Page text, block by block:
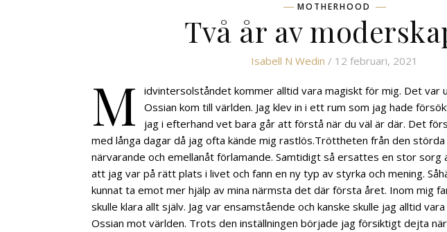
MOTHERHOOD
Två år av
Isabell N Wedin / 12 februari, 2021
M
idvintersolståndet kommer alltid vara magiskt för mig. Det var
Ossian kom till världen. Jag klev in i ett rum som jag hade
jag i efterhand vet bara går att förstå när du väl är där. Det
med långa dagar då jag ofta kände mig rastlös.Tröttheten från den
närvarande och emellanåt förlamande. Samtidigt så ersattes en stor sorg
att jag var på rätt plats i livet och fann en ny typ av styrka och mening.
kunnat ta emot mer hjälp av mina närmsta det där första året. Inom mig
skulle klara allt själv. Jag var ensamstående och kanske skulle jag alltid
Ossian mot världen. Trots den inställningen började jag försiktigt dejta